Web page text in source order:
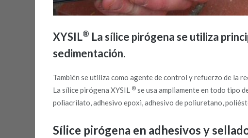
XYSIL® La sílice pirógena se utiliza
sedimentación.
También se utiliza como agente de control y refuerzo de la
La sílice pirógena XYSIL ® se usa ampliamente en todo tipo
poliacrilato, adhesivo epoxi, adhesivo de poliuretano,
Sílice pirógena en adhesivos y